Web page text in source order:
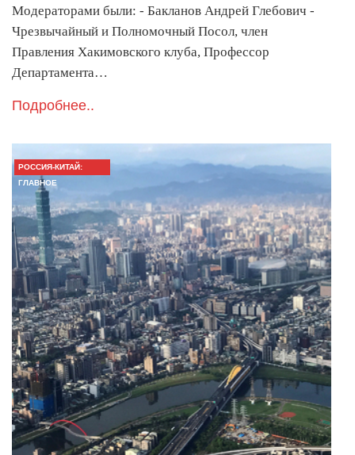
Модераторами были: - Бакланов Андрей Глебович -
Чрезвычайный и Полномочный Посол, член
Правления Хакимовского клуба, Профессор
Департамента…
Подробнее..
РОССИЯ-КИТАЙ:
ГЛАВНОЕ